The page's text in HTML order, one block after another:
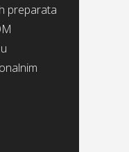
preparata